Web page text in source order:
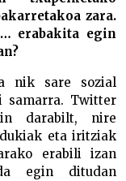
zara.
erabakita egin
nik sare sozial
samarra. Twitter
darabilt, nire
eta iritziak
erabili izan
egin ditudan